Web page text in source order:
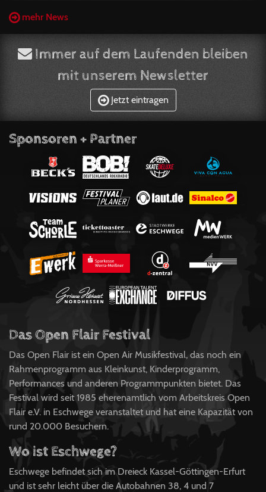
mehr News
Immer auf dem Laufenden bleiben
mit unserem Newsletter
Jetzt eintragen
Sponsoren + Partner
Das Open Flair Festival
Das Open Flair ist ein Open Air Musikfestival, das noch ein
Rahmenprogramm aus Kleinkunst, Kinderprogramm,
Performances und anderen Programmpunkten bietet. Das
Festival wird seit 1985 eherenamtlich vom Arbeitskreis Open
Flair e.V. in Eschwege veranstaltet und hat eine Kapazität von
rund 20.000 Besuchern.
Wo ist Eschwege?
Eschwege befindet sich im Dreieck Kassel-Göttingen-Erfurt
und ist sehr leicht über die Autobahnen 38, 4 und 7